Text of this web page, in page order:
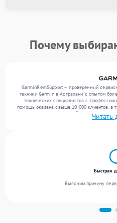
Почему
GarminRemSupport — проверенный
техники Garmin в Астрахани с опытом
технических специалистов с
помощь оказана свыше 10 000 клиентов, а
Ежемесячно в сервисный центр
работаем с широким спектром
Читать
Быстрая
Выясним причину